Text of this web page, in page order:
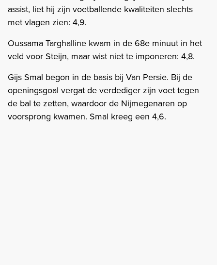
assist, liet hij zijn voetballende kwaliteiten slechts
met vlagen zien: 4,9.
Oussama Targhalline kwam in de 68e minuut in het
veld voor Steijn, maar wist niet te imponeren: 4,8.
Gijs Smal begon in de basis bij Van Persie. Bij de
openingsgoal vergat de verdediger zijn voet tegen
de bal te zetten, waardoor de Nijmegenaren op
voorsprong kwamen. Smal kreeg een 4,6.